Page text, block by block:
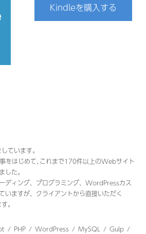
Kindleを購入する
ています。
をはじめて､これまで170件以上のWebサイト
した｡
ディング、プログラミング、WordPressカス
いますが、クライアントから直接いただく
。
PHP WordPress MySQL
Gulp